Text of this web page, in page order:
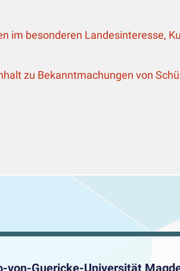
im besonderen Landesinteresse,
zu Bekanntmachungen von